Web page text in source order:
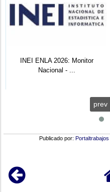
INEI ENLA 2026: Monitor
Nacional - ...
prev
Publicado por: Portaltrabajos